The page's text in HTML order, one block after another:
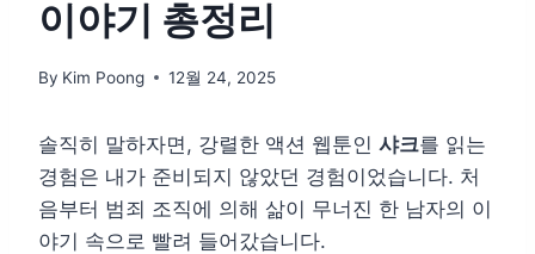
이야기 총정리
By Kim Poong 12월 24, 2025
솔직히 말하자면, 강렬한 액션 웹툰인 샤크를 읽는
경험은 내가 준비되지 않았던 경험이었습니다. 처
음부터 범죄 조직에 의해 삶이 무너진 한 남자의 이
야기 속으로 빨려 들어갔습니다.